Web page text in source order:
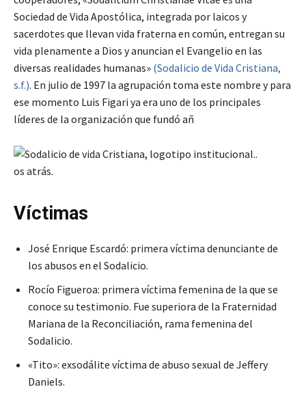
Sociedad de Vida Apostólica, integrada por laicos y
sacerdotes que llevan vida fraterna en común, entregan su
vida plenamente a Dios y anuncian el Evangelio en las
diversas realidades humanas» (Sodalicio de Vida Cristiana,
s.f.). En julio de 1997 la agrupación toma este nombre y para
ese momento Luis Figari ya era uno de los principales
líderes de la organización que fundó añ
os atrás.
Víctimas
José Enrique Escardó: primera víctima denunciante de
los abusos en el Sodalicio.
Rocío Figueroa: primera víctima femenina de la que se
conoce su testimonio. Fue superiora de la Fraternidad
Mariana de la Reconciliación, rama femenina del
Sodalicio.
«Tito»: exsodálite víctima de abuso sexual de Jeffery
Daniels.